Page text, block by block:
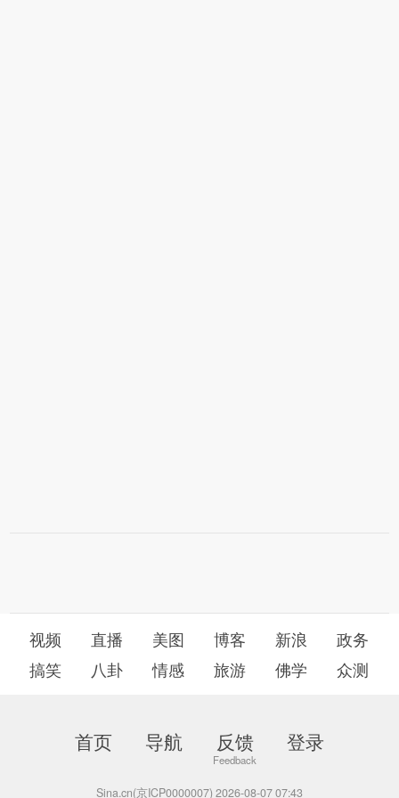
视频 直播 美图 博客 新浪
政务
搞笑
八卦 情感 旅游 佛学 众测
首页 导航 反馈 登录
Sina.cn(京ICP0000007) 2026-08-07 07:43